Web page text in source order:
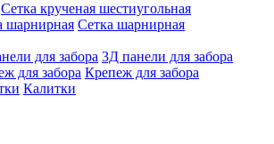
Сетка крученая шестиугольная
Сетка шарнирная
3Д панели для забора
Крепеж для забора
Калитки